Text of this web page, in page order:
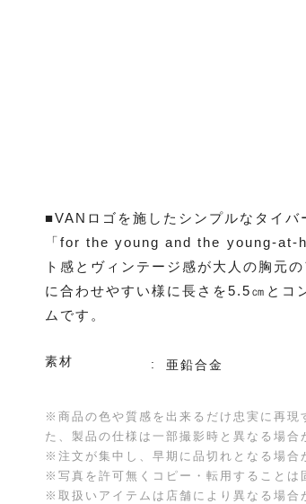
■VANロゴを施したシンプルなタイバ
「for the young and the young-at-
ト感とヴィンテージ感が大人の胸元
に合わせやすい様に長さを5.5㎝とコ
ムです。
素材 亜鉛合金
※商品の色や質感を出来るだけ忠実に再現
た、製品の仕様は一部撮影時と異なる場合
※注文が集中し、早期に品切れとなる場合
※写真を許可無くコピー・転用することは
※取扱いアイテムは店舗により異なる場合